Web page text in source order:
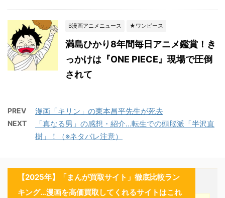
B漫画アニメニュース ★ワンピース
満島ひかり8年間毎日アニメ鑑賞！き
っかけは『ONE PIECE』現場で圧倒
されて
PREV 漫画「キリン」の東本昌平先生が死去
NEXT
「真なる男」の感想・紹介…転生での頭脳派「半沢直
樹」！（※ネタバレ注意）
【2025年】「まんが買取サイト」徹底比較ラン
キング…漫画を高価買取してくれるサイトはこれ